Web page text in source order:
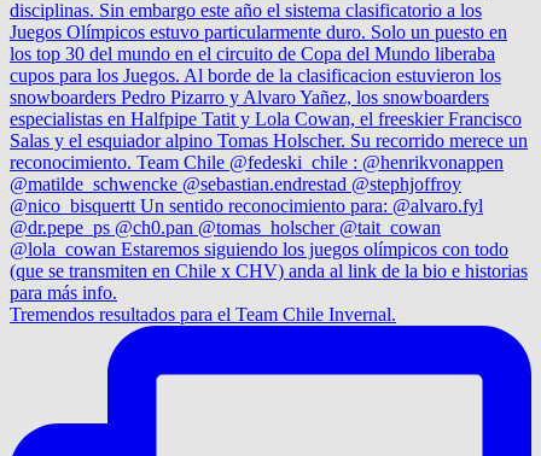
Tremendos resultados para el Team Chile Invernal.